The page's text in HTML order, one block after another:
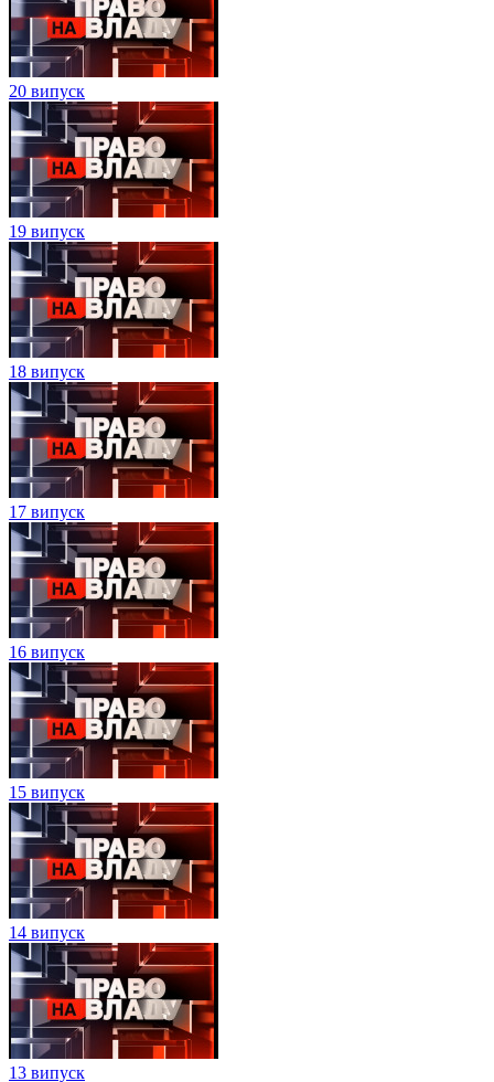
20 випуск
19 випуск
18 випуск
17 випуск
16 випуск
15 випуск
14 випуск
13 випуск